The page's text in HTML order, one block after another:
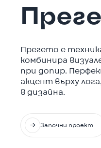
Преге
Прегето е
комбинира
при допир.
акцент върху
в дизайна.
 Започни проект